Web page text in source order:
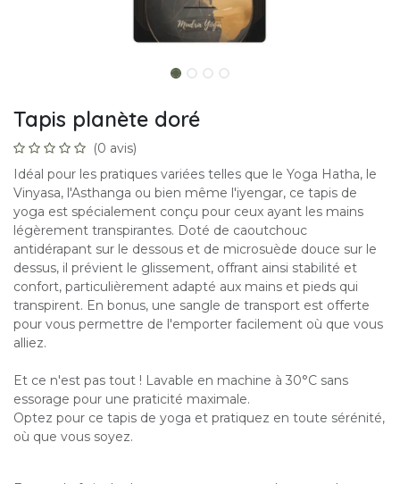
Tapis planète doré
(0 avis)
Idéal pour les pratiques variées telles que le Yoga Hatha, le
Vinyasa, l'Asthanga ou bien même l'iyengar, ce tapis de
yoga est spécialement conçu pour ceux ayant les mains
légèrement transpirantes. Doté de caoutchouc
antidérapant sur le dessous et de microsuède douce sur le
dessus, il prévient le glissement, offrant ainsi stabilité et
confort, particulièrement adapté aux mains et pieds qui
transpirent. En bonus, une sangle de transport est offerte
pour vous permettre de l'emporter facilement où que vous
alliez.
Et ce n'est pas tout ! Lavable en machine à 30°C sans
essorage pour une praticité maximale.
Optez pour ce tapis de yoga et pratiquez en toute sérénité,
où que vous soyez.